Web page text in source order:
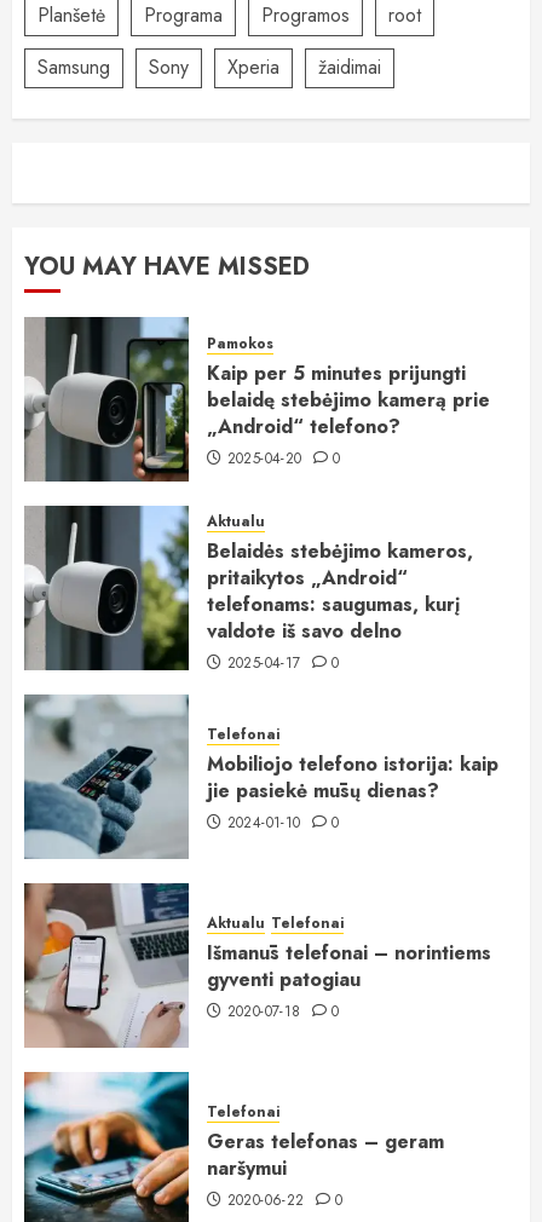
Planšetė
Programa Programos
root
Samsung
Sony Xperia žaidimai
YOU MAY HAVE MISSED
Pamokos
Kaip per 5 minutes prijungti
belaidę stebėjimo kamerą prie
„Android“ telefono?
2025-04-20 0
Aktualu
Belaidės stebėjimo kameros,
pritaikytos „Android“
telefonams: saugumas, kurį
valdote iš savo delno
2025-04-17 0
Telefonai
Mobiliojo telefono istorija: kaip
jie pasiekė mūsų dienas?
2024-01-10 0
Aktualu Telefonai
Išmanūs telefonai – norintiems
gyventi patogiau
2020-07-18 0
Telefonai
Geras telefonas – geram
naršymui
2020-06-22 0